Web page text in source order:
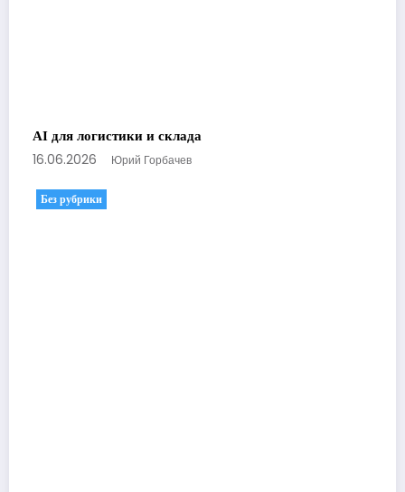
AI для логистики и склада
16.06.2026 Юрий Горбачев
Без рубрики